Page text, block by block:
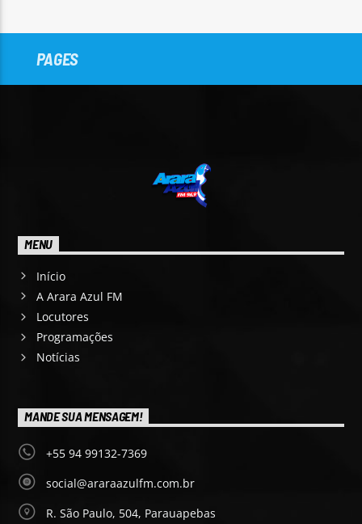
PAGES
MENU
Início
A Arara Azul FM
Locutores
Programações
Notícias
MANDE SUA MENSAGEM!
+55 94 99132-7369
social@araraazulfm.com.br
R. São Paulo, 504, Parauapebas